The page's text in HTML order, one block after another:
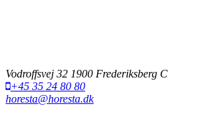
Vodroffsvej 32 1900 Frederiksberg C
+45 35 24 80 80
horesta@horesta.dk